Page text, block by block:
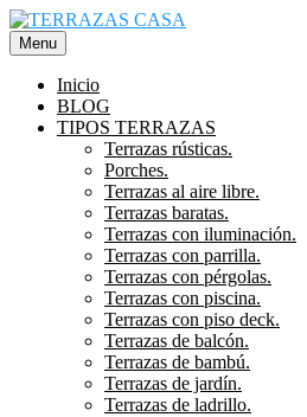
Saltar
al
contenido
Menu
Inicio
BLOG
TIPOS TERRAZAS
Terrazas rústicas.
Porches.
Terrazas al aire libre.
Terrazas baratas.
Terrazas con iluminación.
Terrazas con parrilla.
Terrazas con pérgolas.
Terrazas con piscina.
Terrazas con piso deck.
Terrazas de balcón.
Terrazas de bambú.
Terrazas de jardín.
Terrazas de ladrillo.